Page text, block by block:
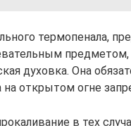
термопенала,
духовка. Она
открытом огне
в тех